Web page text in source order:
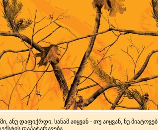
ანუ დაფიქრდი, სანამ აიყვან - თუ აიყვან, ნუ მიატოვებ